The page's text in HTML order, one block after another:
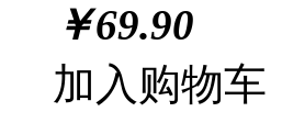
￥69.90
加入购物车